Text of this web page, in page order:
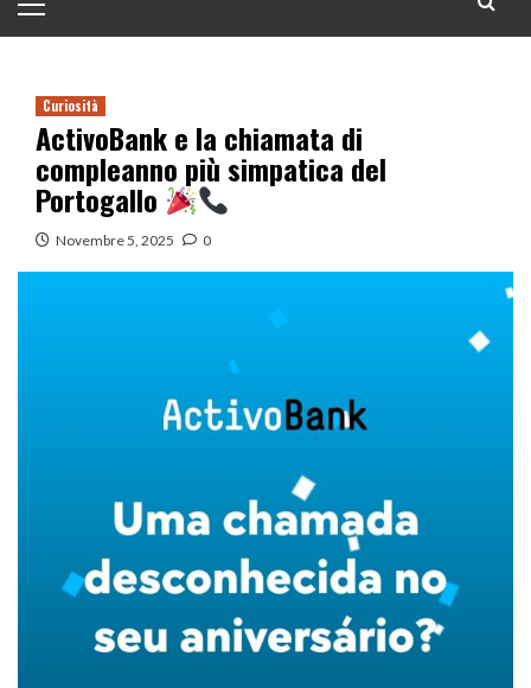
principale
Curiosità
ActivoBank e la chiamata di
compleanno più simpatica del
Portogallo
Novembre 5, 2025 0